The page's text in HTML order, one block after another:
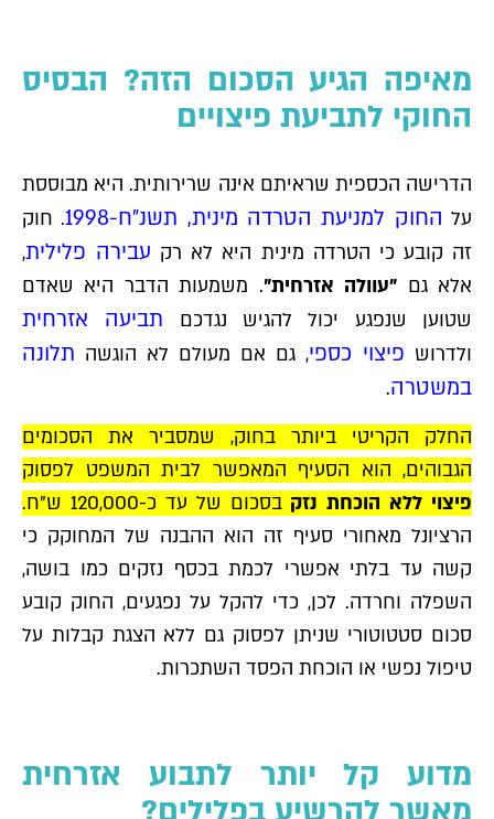
מאיפה הגיע הסכום הזה? הבסיס
החוקי לתביעת פיצויים
הדרישה הכספית שראיתם אינה שרירותית. היא מבוססת
על החוק למניעת הטרדה מינית, תשנ"ח-1998
. חוק
זה קובע כי הטרדה מינית היא לא רק עבירה פלילית,
אלא גם "עוולה אזרחית". משמעות הדבר היא שאדם
שטוען שנפגע יכול להגיש נגדכם תביעה אזרחית
ולדרוש פיצוי כספי, גם אם מעולם לא הוגשה תלונה
במשטרה.
החלק הקריטי ביותר בחוק, שמסביר את הסכומים
הגבוהים, הוא הסעיף המאפשר לבית המשפט לפסוק
פיצוי ללא הוכחת נזק בסכום של עד כ-120,000 ש"ח.
הרציונל מאחורי סעיף זה הוא ההבנה של המחוקק כי
קשה עד בלתי אפשרי לכמת בכסף נזקים כמו בושה,
השפלה וחרדה. לכן, כדי להקל על נפגעים, החוק קובע
סכום סטטוטורי שניתן לפסוק גם ללא הצגת קבלות על
טיפול נפשי או הוכחת הפסד השתכרות.
מדוע קל יותר לתבוע אזרחית